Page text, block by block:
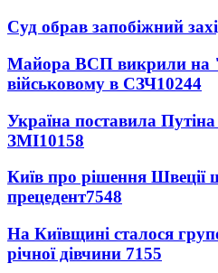
Суд обрав запобіжний
Майора ВСП викрили на
військовому в СЗЧ10244
Україна поставила
ЗМІ10158
Київ про рішення Швеції
прецедент7548
На Київщині сталося
річної дівчини 7155